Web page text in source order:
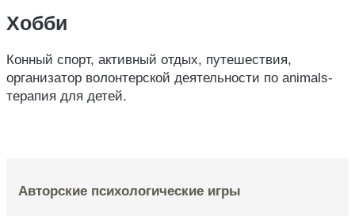
Хобби
Конный спорт, активный отдых, путешествия,
организатор волонтерской деятельности по animals-
терапия для детей.
Авторские психологические игры